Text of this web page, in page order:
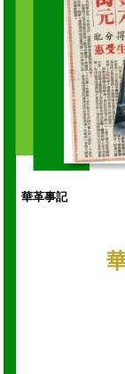
華革事記